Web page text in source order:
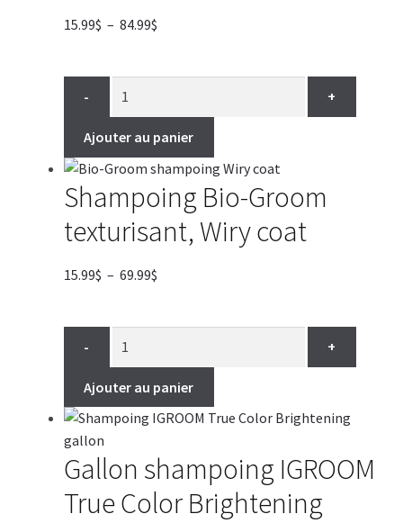
15.99$ – 84.99$Plage
à
84.99$
- +
Ajouter au panier
Shampoing Bio-Groom
texturisant, Wiry coat
15.99$ – 69.99$Plage
à
69.99$
- +
Ajouter au panier
Gallon shampoing IGROOM
True Color Brightening